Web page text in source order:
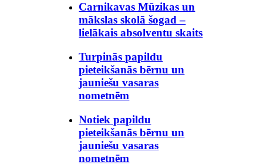
Carnikavas Mūzikas un
mākslas skolā šogad –
lielākais absolventu skaits
Turpinās papildu
pieteikšanās bērnu un
jauniešu vasaras
nometnēm
Notiek papildu
pieteikšanās bērnu un
jauniešu vasaras
nometnēm